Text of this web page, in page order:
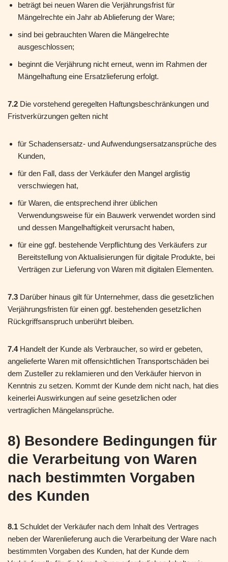
beträgt bei neuen Waren die Verjährungsfrist für
Mängelrechte ein Jahr ab Ablieferung der Ware;
sind bei gebrauchten Waren die Mängelrechte
ausgeschlossen;
beginnt die Verjährung nicht erneut, wenn im Rahmen der
Mängelhaftung eine Ersatzlieferung erfolgt.
7.2 Die vorstehend geregelten Haftungsbeschränkungen und
Fristverkürzungen gelten nicht
für Schadensersatz- und Aufwendungsersatzansprüche des
Kunden,
für den Fall, dass der Verkäufer den Mangel arglistig
verschwiegen hat,
für Waren, die entsprechend ihrer üblichen
Verwendungsweise für ein Bauwerk verwendet worden sind
und dessen Mangelhaftigkeit verursacht haben,
für eine ggf. bestehende Verpflichtung des Verkäufers zur
Bereitstellung von Aktualisierungen für digitale Produkte, bei
Verträgen zur Lieferung von Waren mit digitalen Elementen.
7.3 Darüber hinaus gilt für Unternehmer, dass die gesetzlichen
Verjährungsfristen für einen ggf. bestehenden gesetzlichen
Rückgriffsanspruch unberührt bleiben.
7.4Handelt der Kunde als Verbraucher, so wird er gebeten,
angelieferte Waren mit offensichtlichen Transportschäden bei
dem Zusteller zu reklamieren und den Verkäufer hiervon in
Kenntnis zu setzen. Kommt der Kunde dem nicht nach, hat dies
keinerlei Auswirkungen auf seine gesetzlichen oder
vertraglichen Mängelansprüche.
8) Besondere Bedingungen für
die Verarbeitung von Waren
nach bestimmten Vorgaben
des Kunden
8.1 Schuldet der Verkäufer nach dem Inhalt des Vertrages
neben der Warenlieferung auch die Verarbeitung der Ware nach
bestimmten Vorgaben des Kunden, hat der Kunde dem